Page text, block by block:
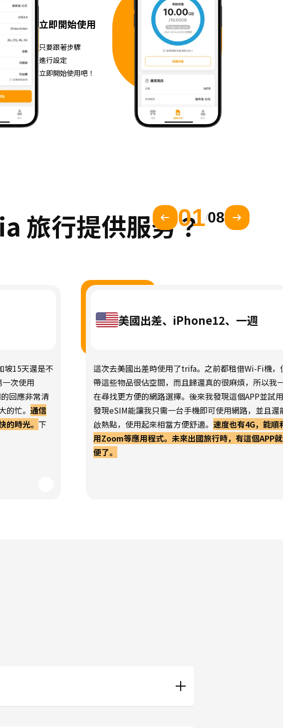
立即開始使用
只要跟著步驟
進行設定
立即開始使用吧！
旅行提供服务？
01/08
坡15天還是不
次使用
回應非常清
忙。 通信
時光。 下
美國出差、iPhone12、一週
這次去美國出差時使用了trifa。之前都租借Wi-Fi機，
帶這些物品很佔空間，而且歸還真的很麻煩，所以我
在尋找更方便的網路選擇。後來我發現這個APP並試
發現eSIM能讓我只需一台手機即可使用網路，並且還
啟熱點，使用起來相當方便舒適。 速度也有4G，能順
用Zoom等應用程式。未來出國旅行時，有這個APP
便了。